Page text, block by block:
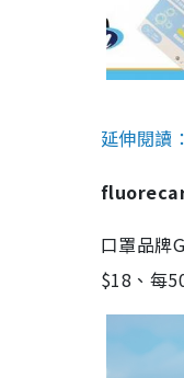
延伸閱讀
口罩品牌
$18、每